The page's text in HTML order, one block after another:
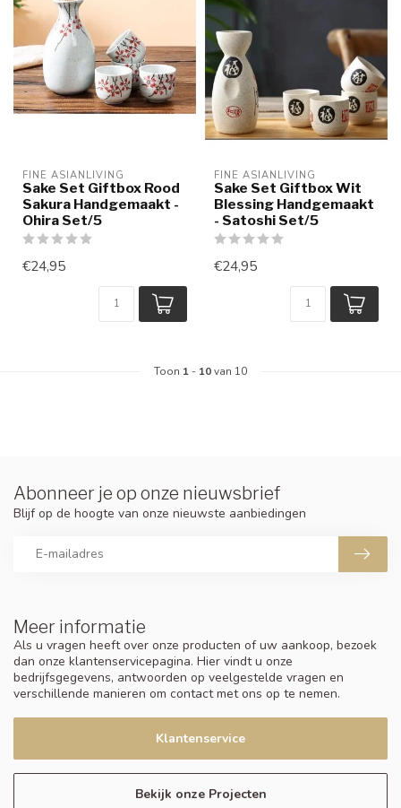
FINE ASIANLIVING
Sake Set Giftbox Rood
Sakura Handgemaakt -
Ohira Set/5
€24,95
FINE ASIANLIVING
Sake Set Giftbox Wit
Blessing Handgemaakt
- Satoshi Set/5
€24,95
Toon 1 - 10van 10
Meer informatie
Als u vragen heeft over onze producten of uw aankoop, bezoek
dan onze klantenservicepagina. Hier vindt u onze
bedrijfsgegevens, antwoorden op veelgestelde vragen en
verschillende manieren om contact met ons op te nemen.
Klantenservice
Bekijk onze Projecten
Abonneer je op onze nieuwsbrief
Blijf op de hoogte van onze nieuwste aanbiedingen